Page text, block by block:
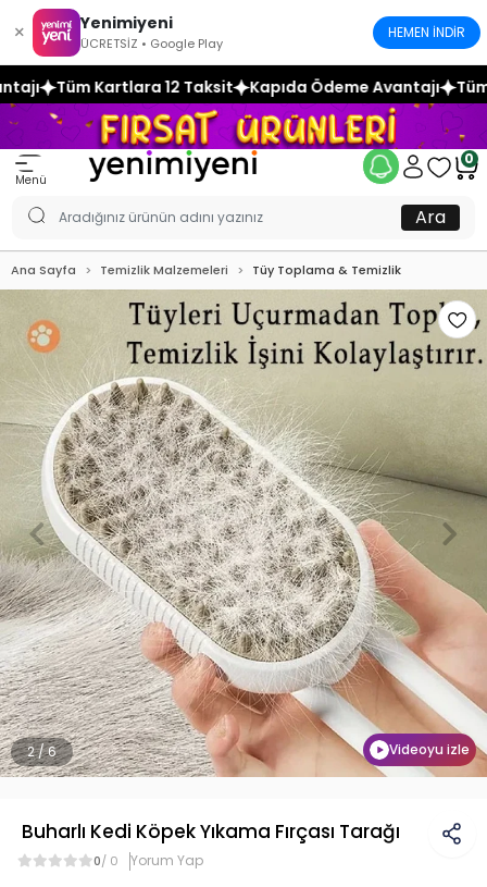
× Yenimiyeni
ÜCRETSİZ • Google Play
HEMEN İNDİR
Taksit Kapıda Ödeme Avantajı Tüm Kartlara 12 Taksit
Menü
0
Ara
Ana Sayfa Temizlik Malzemeleri Tüy Toplama & Temizlik
2 / 6 Videoyu izle
Buharlı Kedi Köpek Yıkama Fırçası Tarağı
0/ 0 Yorum Yap